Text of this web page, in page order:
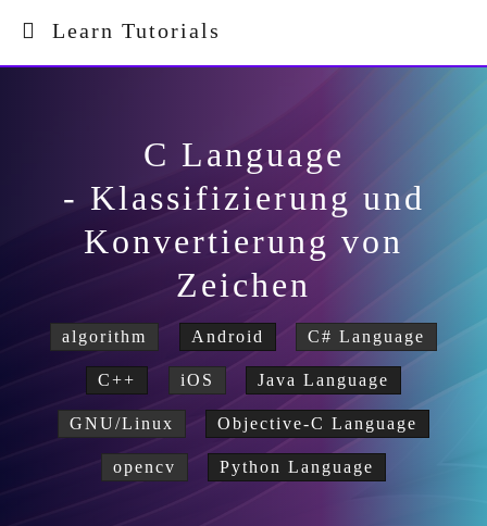
Learn Tutorials
C Language
- Klassifizierung und
Konvertierung von
Zeichen
algorithm Android C# Language
C++ iOS Java Language
GNU/Linux Objective-C Language
opencv Python Language